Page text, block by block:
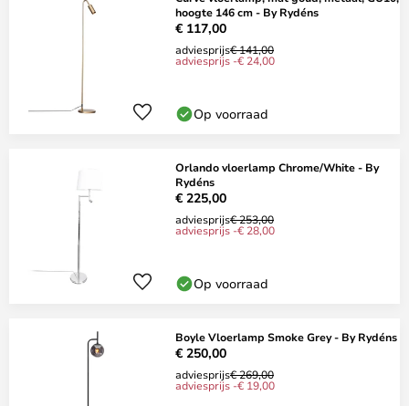
hoogte 146 cm - By Rydéns
€ 117,00
adviesprijs€ 141,00
adviesprijs -€ 24,00
Op voorraad
Orlando vloerlamp Chrome/White - By
Rydéns
€ 225,00
adviesprijs€ 253,00
adviesprijs -€ 28,00
Op voorraad
Boyle Vloerlamp Smoke Grey - By Rydéns
€ 250,00
adviesprijs€ 269,00
adviesprijs -€ 19,00